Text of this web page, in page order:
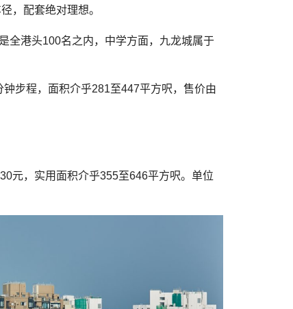
，配套绝对理想。
全港头100名之内， 中学方面，九龙城属于
钟步程，面积介乎281至447平方呎，售价由
元，实用面积介乎355至646平方呎。单位